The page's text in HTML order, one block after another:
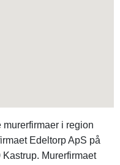
i region
Edeltorp ApS på
Murerfirmaet